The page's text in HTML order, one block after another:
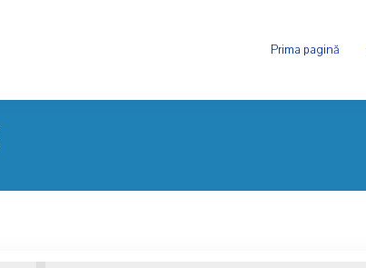
Prima pagină